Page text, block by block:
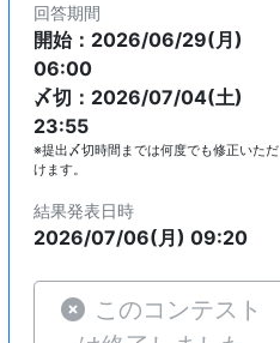
回答期間
開始：2026/06/29(月)
06:00
〆切：2026/07/04(土)
23:55
※提出〆切時間までは何度でも修正いただ
けます。
結果発表日時
2026/07/06(月) 09:20
このコンテスト